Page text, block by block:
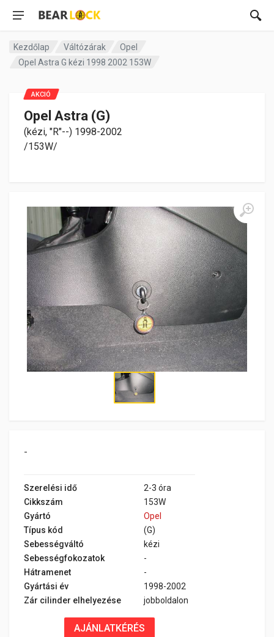
Kezdőlap Váltózárak
Opel
Opel Astra G kézi 1998 2002 153W
Opel Astra (G)
(kézi, "R"--) 1998-2002
/153W/
-
AKCIÓ
Szerelési idő
2-3 óra
Cikkszám
153W
Gyártó
Opel
Típus kód
(G)
Sebességváltó
kézi
Sebességfokozatok
-
Hátramenet
-
Gyártási év
1998-2002
Zár cilinder elhelyezése
jobboldalon
AJÁNLATKÉRÉS